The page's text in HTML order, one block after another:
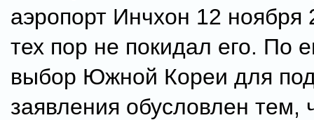
аэропорт Инчхон 12 ноября
тех пор не покидал его. По
выбор Южной Кореи для
заявления обусловлен тем,